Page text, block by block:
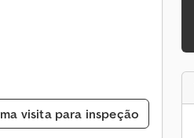
visita para inspeção